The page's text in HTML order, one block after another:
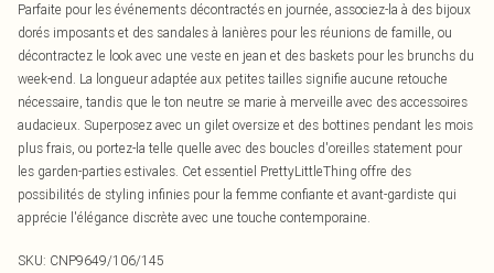
Parfaite pour les événements décontractés en journée, associez-la à des bijoux
dorés imposants et des sandales à lanières pour les réunions de famille, ou
décontractez le look avec une veste en jean et des baskets pour les brunchs du
week-end. La longueur adaptée aux petites tailles signifie aucune retouche
nécessaire, tandis que le ton neutre se marie à merveille avec des accessoires
audacieux. Superposez avec un gilet oversize et des bottines pendant les mois
plus frais, ou portez-la telle quelle avec des boucles d'oreilles statement pour
les garden-parties estivales. Cet essentiel PrettyLittleThing offre des
possibilités de styling infinies pour la femme confiante et avant-gardiste qui
apprécie l'élégance discrète avec une touche contemporaine.
SKU: CNP9649/106/145